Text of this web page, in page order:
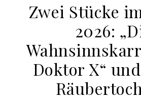
Zwei Stücke
2026:
Doktor X“